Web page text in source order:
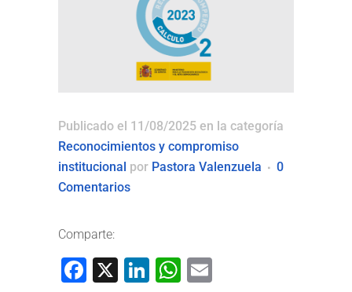
Publicado el 11/08/2025 en la categoría
Reconocimientos y compromiso
institucional por Pastora Valenzuela
0
Comentarios
Comparte:
Facebook
X LinkedIn
WhatsApp